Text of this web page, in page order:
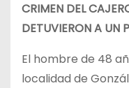
CRIMEN DEL
DETUVIERON A UN
El hombre de 48
localidad de